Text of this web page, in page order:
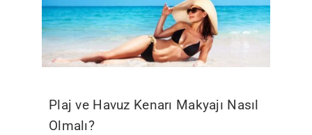
Plaj ve Havuz Kenarı Makyajı Nasıl
Olmalı?